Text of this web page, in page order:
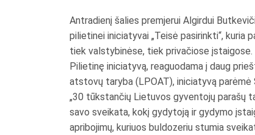
Antradienį šalies premjerui Algirdui
pilietinei iniciatyvai „Teisė pasirinkti“,
tiek valstybinėse, tiek privačiose įstaigose.
Pilietinę iniciatyvą, reaguodama į daug
atstovų taryba (LPOAT), iniciatyvą parėmė
„30 tūkstančių Lietuvos gyventojų parašų
savo sveikata, kokį gydytoją ir gydymo
apribojimų, kuriuos buldozeriu stumia